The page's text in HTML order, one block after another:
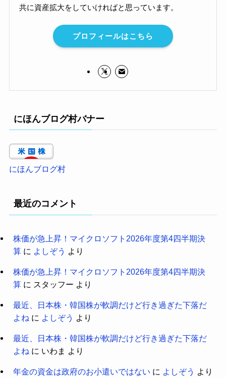
共に資産拡大をしていければと思っています。
プロフィールはこちら
にほんブログ村バナー
にほんブログ村
最近のコメント
株価が急上昇！マイクロソフト2026年度第4四半期決
算に よしぞう より
株価が急上昇！マイクロソフト2026年度第4四半期決
算に スタッフー より
最近、日本株・韓国株が軟調だけど行き過ぎた下落だ
よね に よしぞう より
最近、日本株・韓国株が軟調だけど行き過ぎた下落だ
よね に いわま より
年金の資金は政府のお小遣いではない に よしぞう より